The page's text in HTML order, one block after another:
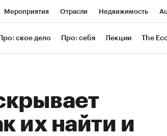
Мероприятия Отрасли Недвижимость
РБК Life Тренды
Про: свое дело Про: себя Лекции The
их найти и